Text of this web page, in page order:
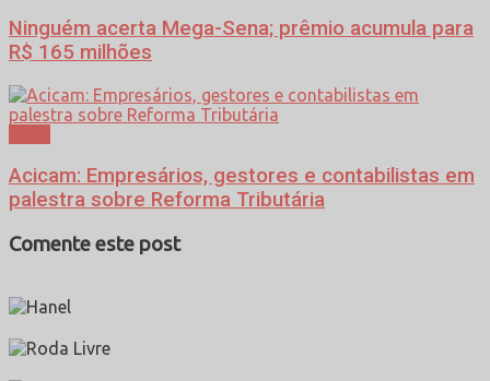
Ninguém acerta Mega-Sena; prêmio acumula para
R$ 165 milhões
Acicam: Empresários, gestores e contabilistas em
palestra sobre Reforma Tributária
Comente este post